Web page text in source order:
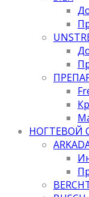
НОГТЕВОЙ